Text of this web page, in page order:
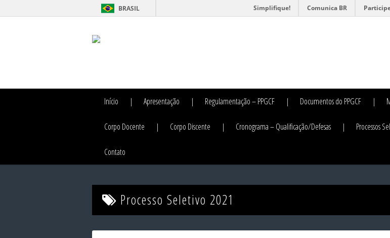
BRASIL Simplifique! Comunica BR
Início Apresentação Regulamentação – PPGCF Documentos do PPGCF
Corpo Docente Corpo Discente Cronograma – Qualificação/Defesas Processos
Contato
Processo Seletivo 2021